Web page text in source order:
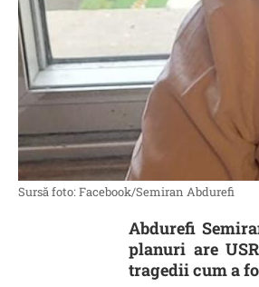
Sursă foto: Facebook/Semiran Abdurefi
Abdurefi
planuri are
tragedii cum a